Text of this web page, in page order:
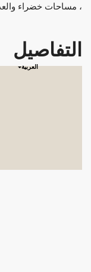
العربية
، مساحات خضراء
التفاصيل